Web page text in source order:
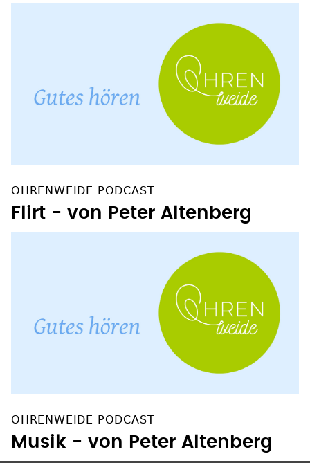
OHRENWEIDE PODCAST
Flirt - von Peter Altenberg
OHRENWEIDE PODCAST
Musik - von Peter Altenberg